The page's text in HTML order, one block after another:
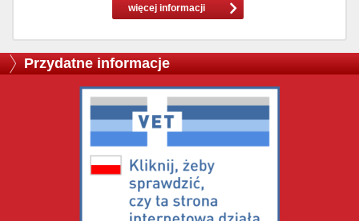
więcej informacji
Przydatne informacje